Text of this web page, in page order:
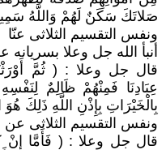
صَلاتَكَ سَكَنٌ لَهُمْ وَاللَّهُ سَمِيعٌ
ونفس التقسيم الثلاثى عنّا
أنبأ الله جل وعلا
قال جل وعلا : ( ثُمَّ
عِبَادِنَا فَمِنْهُمْ ظَالِمٌ
بِالْخَيْرَاتِ بِإِذْنِ اللَّهِ ذَلِكَ هُوَ
ونفس التقسيم الثلاثى عن